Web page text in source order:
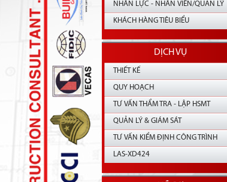
NHÂN LỰC - NHÂN VIÊN/QUẢN LÝ
KHÁCH HÀNG TIÊU BIỂU
DỊCH VỤ
THIẾT KẾ
QUY HOẠCH
TƯ VẤN THẨM TRA - LẬP HSMT
QUẢN LÝ & GIÁM SÁT
TƯ VẤN KIỂM ĐỊNH CÔNG TRÌNH
LAS-XD424